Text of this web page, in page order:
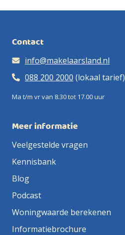
Contact
info@makelaarsland.nl
088 200 2000 (lokaal tarief)
Ma t/m vr van 8.30 tot 17.00 uur
Meer informatie
Veelgestelde vragen
Kennisbank
Blog
Podcast
Woningwaarde berekenen
Informatiebrochure